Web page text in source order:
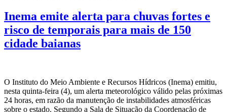
Inema emite alerta para chuvas fortes e
risco de temporais para mais de 150
cidade baianas
O Instituto do Meio Ambiente e Recursos Hídricos (Inema) emitiu,
nesta quinta-feira (4), um alerta meteorológico válido pelas próximas
24 horas, em razão da manutenção de instabilidades atmosféricas
sobre o estado. Segundo a Sala de Situação da Coordenação de